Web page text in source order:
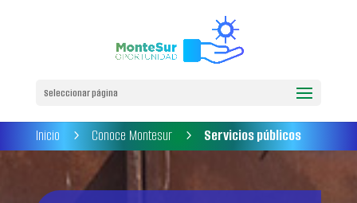
Seleccionar página
Inicio 5 Conoce Montesur 5 Servicios públicos